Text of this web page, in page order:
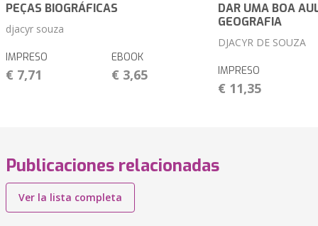
PEÇAS BIOGRÁFICAS
djacyr souza
IMPRESO
€ 7,71
EBOOK
€ 3,65
DAR UMA BOA
GEOGRAFIA
DJACYR DE SOUZA
IMPRESO
€ 11,35
Publicaciones relacionadas
Ver la lista completa